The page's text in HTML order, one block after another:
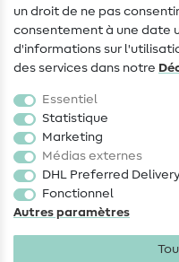
Droit de rétractation
Populaire
Accessoires de couture
Promotions
un droit de ne pas
consentement à une date
d'informations sur
des services dans notre
Essentiel
Statistique
Marketing
Médias externes
DHL Preferred
Fonctionnel
Autres paramètres